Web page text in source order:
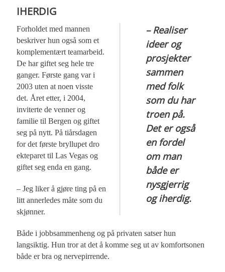
IHERDIG
– Realiser
ideer og
prosjekter
sammen
med folk
som du har
troen på.
Det er også
en fordel
om man
både er
nysgjerrig
og iherdig.
Forholdet med mannen
beskriver hun også som et
komplementært teamarbeid.
De har giftet seg hele tre
ganger. Første gang var i
2003 uten at noen visste
det. Året etter, i 2004,
inviterte de venner og
familie til Bergen og giftet
seg på nytt. På tiårsdagen
for det første bryllupet dro
ekteparet til Las Vegas og
giftet seg enda en gang.
– Jeg liker å gjøre ting på en
litt annerledes måte som du
skjønner.
Både i jobbsammenheng og på privaten satser hun
langsiktig. Hun tror at det å komme seg ut av komfortsonen
både er bra og nervepirrende.